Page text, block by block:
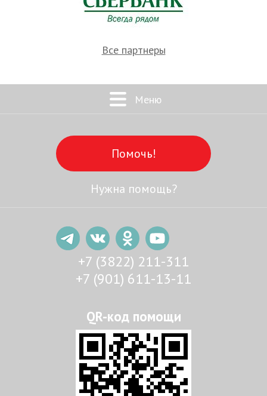
Все партнеры
Меню
Помочь!
Нужна помощь?
+7 (3822) 211-311
+7 (901) 611-13-11